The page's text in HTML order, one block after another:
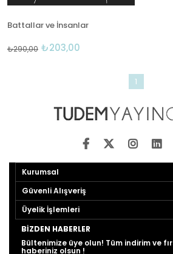
Battallar ve İnsanlar
₺203,00
₺290,00
1
Kurumsal
Güvenli Alışveriş
Üyelik İşlemleri
BIZDEN HABERLER
Bültenimize üye olun! Tüm indirim ve
haberiniz olsun !